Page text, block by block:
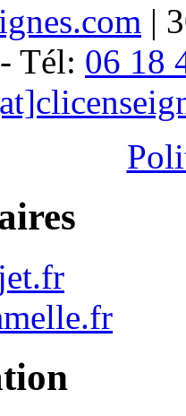
|
Tél: 06 18